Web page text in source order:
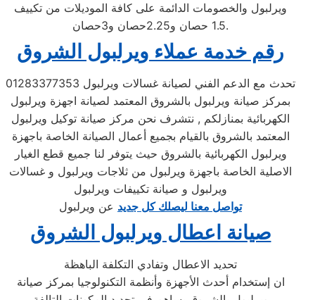
ويرلبول والخصومات الدائمة على كافة الموديلات من تكييف
1.5 حصان و2.25حصان و3حصان.
رقم خدمة عملاء ويرلبول الشروق
تحدث مع الدعم الفني لصيانة غسالات ويرلبول 01283377353
بمركز صيانة ويرلبول بالشروق المعتمد لصيانة اجهزة ويرلبول
الكهربائية بمنازلكم , نتشرف نحن مركز صيانة توكيل ويرلبول
المعتمد بالشروق بالقيام بجميع أعمال الصيانة الخاصة باجهزة
ويرلبول الكهربائية بالشروق حيث يتوفر لنا جميع قطع الغيار
الاصلية الخاصة باجهزة ويرلبول من ثلاجات ويرلبول و غسالات
ويرلبول و صيانة تكييفات ويرلبول
تواصل معنا ليصلك كل جديد عن ويرلبول
صيانة اعطال ويرلبول الشروق
تحديد الاعطال وتفادي التكلفة الباهظة
ان إستخدام أحدث الأجهزة وأنظمة التكنولوجيا بمركز صيانة